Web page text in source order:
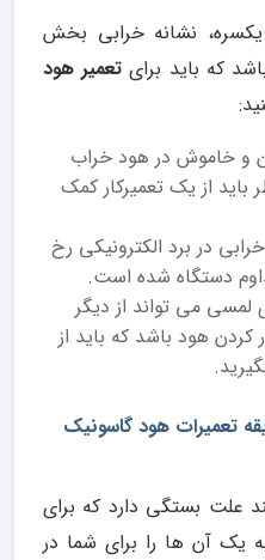
نشانه خرابی بخش
که باید برایتعمیر هود
و خاموش در هود خراب
از یک تعمیرکار کمک
در برد الکترونیکی رخ
دستگاه شده است.
می تواند از دیگر
هود باشد که باید از
تعمیرات هود گاسونیک
بستگی دارد که برای
یک آن ها را برای شما در